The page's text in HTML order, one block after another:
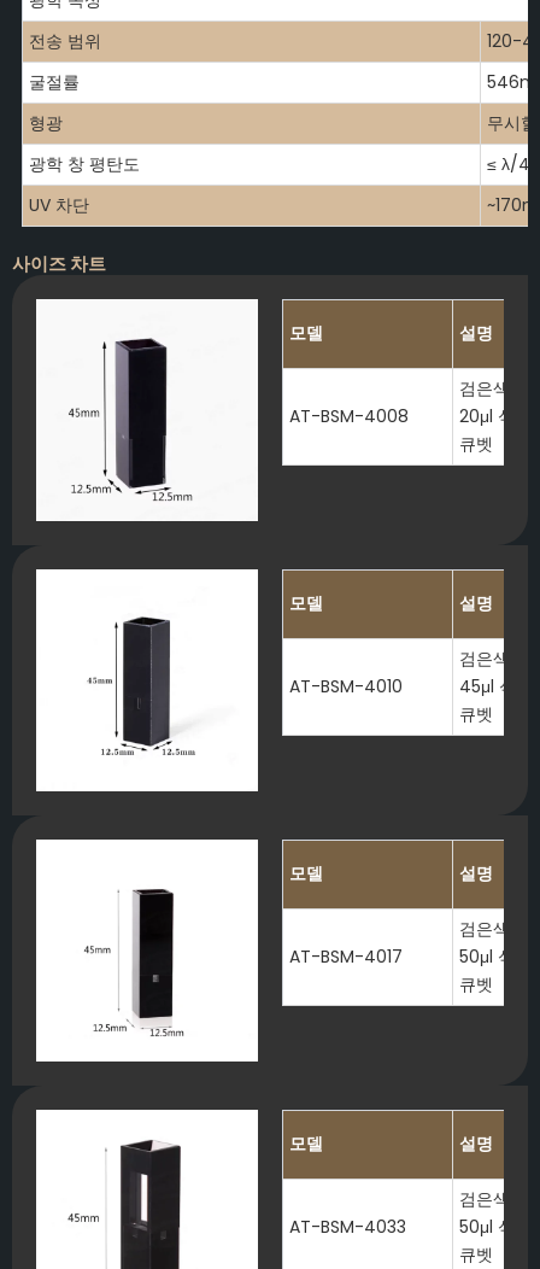
전송 범위
120-
굴절률
형광
무시
광학 창 평탄도
≤ λ/4
UV 차단
사이즈 차트
모델 설명
AT-BSM-4008
검은색 벽
20μl 석영
큐벳
모델 설명
AT-BSM-4010
검은색 벽
45μl 석영
큐벳
모델 설명
AT-BSM-4017
검은색 벽
50μl 석영
큐벳
모델 설명
AT-BSM-4033
검은색 벽
50μl 석영
큐벳